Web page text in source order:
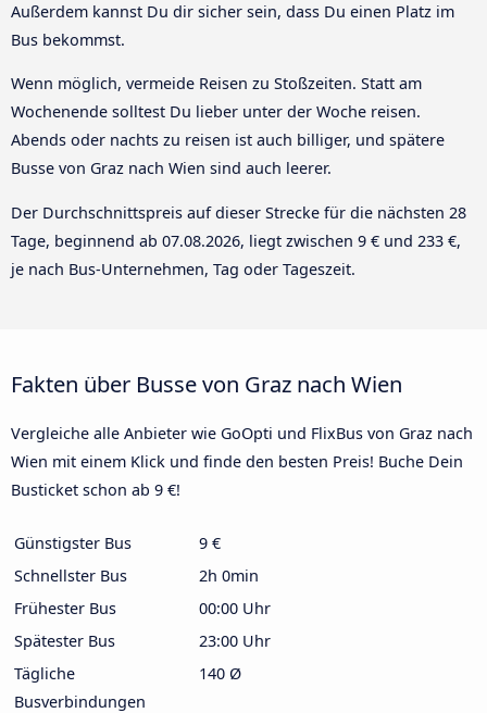
Außerdem kannst Du dir sicher sein, dass Du einen Platz im
Bus bekommst.
Wenn möglich, vermeide Reisen zu Stoßzeiten. Statt am
Wochenende solltest Du lieber unter der Woche reisen.
Abends oder nachts zu reisen ist auch billiger, und spätere
Busse von Graz nach Wien sind auch leerer.
Der Durchschnittspreis auf dieser Strecke für die nächsten 28
Tage, beginnend ab 07.08.2026, liegt zwischen 9 € und 233 €,
je nach Bus-Unternehmen, Tag oder Tageszeit.
Fakten über Busse von Graz nach Wien
Vergleiche alle Anbieter wie GoOpti und FlixBus von Graz nach
Wien mit einem Klick und finde den besten Preis! Buche Dein
Busticket schon ab 9 €!
Günstigster Bus
9 €
Schnellster Bus
2h 0min
Frühester Bus
00:00 Uhr
Spätester Bus
23:00 Uhr
Tägliche
Busverbindungen
140 Ø